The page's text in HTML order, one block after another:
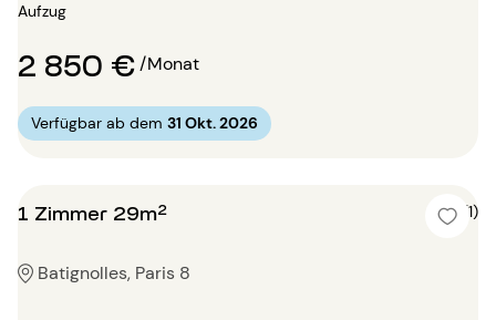
Aufzug
2 850 €/Monat
Verfügbar ab dem 31 Okt. 2026
1 Zimmer 29m² 5 (1)
Batignolles, Paris 8